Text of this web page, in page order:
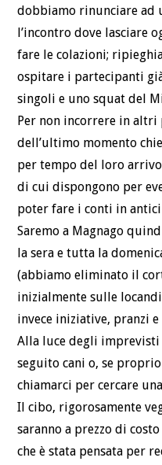
dobbiamo rinunciare ad
l’incontro dove lasciare
fare le colazioni;
ospitare i partecipanti
singoli e uno squat del
Per non incorrere in
dell’ultimo momento
per tempo del loro
di cui dispongono per
poter fare i conti in
Saremo a Magnago
la sera e tutta la
(abbiamo eliminato il
inizialmente sulle
invece iniziative, pranzi
Alla luce degli
seguito cani o, se
chiamarci per cercare
Il cibo, rigorosamente
saranno a prezzo di
che è stata pensata per